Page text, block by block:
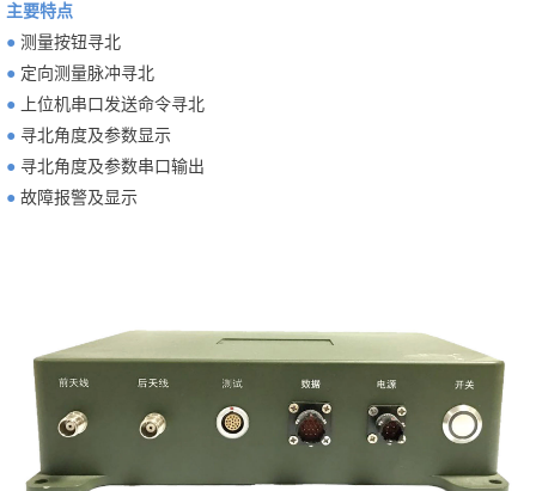
主要特点
● 测量按钮寻北
● 定向测量脉冲寻北
●
上位机串口发送命令寻北
● 寻北角度及参数显示
● 寻北角度及参数串口输出
● 故障报警及显示